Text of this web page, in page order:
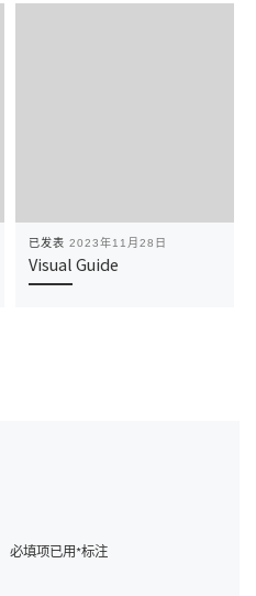
已发表 2023年11月28日
Visual Guide
必填项已用*标注